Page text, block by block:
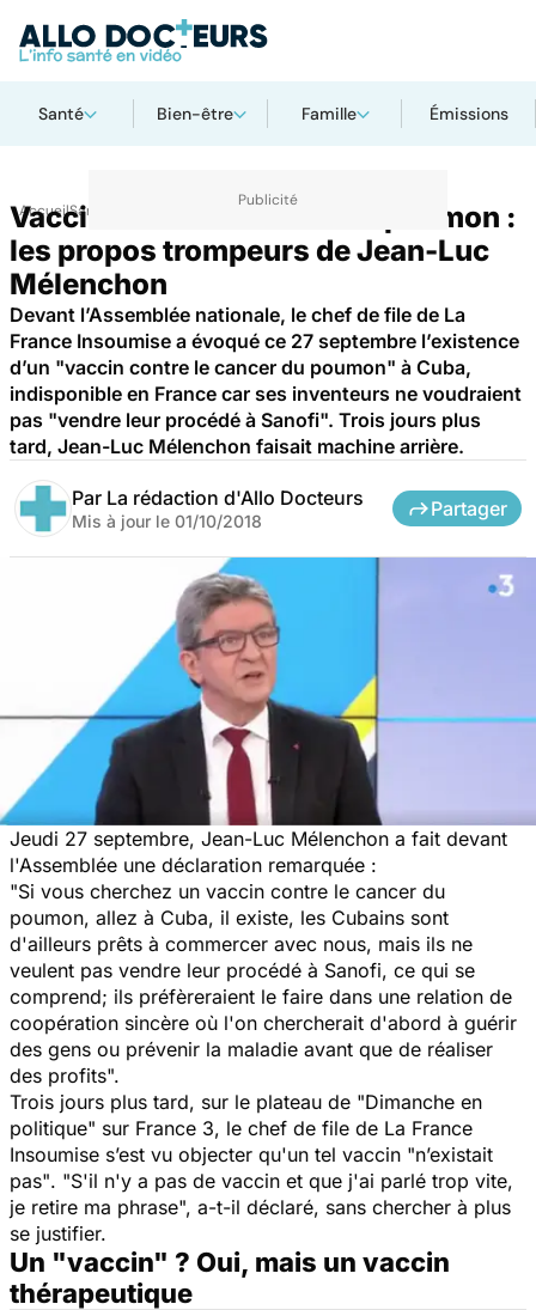
Santé Bien-être Famille Émissions
AccueilSanté
Vaccin contre le cancer du poumon :
les propos trompeurs de Jean-Luc
Mélenchon
Devant l’Assemblée nationale, le chef de file de La
France Insoumise a évoqué ce 27 septembre l’existence
d’un "vaccin contre le cancer du poumon" à Cuba,
indisponible en France car ses inventeurs ne voudraient
pas "vendre leur procédé à Sanofi". Trois jours plus
tard, Jean-Luc Mélenchon faisait machine arrière.
Par La rédaction d'Allo Docteurs
Mis à jour le 01/10/2018
Partager
Jeudi 27 septembre, Jean-Luc Mélenchon a fait devant
l'Assemblée une déclaration remarquée :
"Si vous cherchez un vaccin contre le cancer du
poumon, allez à Cuba, il existe, les Cubains sont
d'ailleurs prêts à commercer avec nous, mais ils ne
veulent pas vendre leur procédé à Sanofi, ce qui se
comprend; ils préfèreraient le faire dans une relation de
coopération sincère où l'on chercherait d'abord à guérir
des gens ou prévenir la maladie avant que de réaliser
des profits".
Trois jours plus tard, sur le plateau de "Dimanche en
politique" sur France 3, le chef de file de La France
Insoumise s’est vu objecter qu'un tel vaccin "n’existait
pas". "S'il n'y a pas de vaccin et que j'ai parlé trop vite,
je retire ma phrase", a-t-il déclaré, sans chercher à plus
se justifier.
Un "vaccin" ? Oui, mais un vaccin
thérapeutique